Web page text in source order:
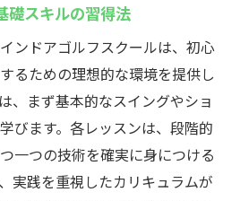
別プログラム
続するためのアドバイス
仲間と楽しく学ぶインドアゴ
力
要性とその効果
感を味わう
礎スキルの習得法
ンドアゴルフスクールは、初心
るための理想的な環境を提供し
、まず基本的なスイングやショ
びます。各レッスンは、段階的
一つの技術を確実に身につける
実践を重視したカリキュラムが